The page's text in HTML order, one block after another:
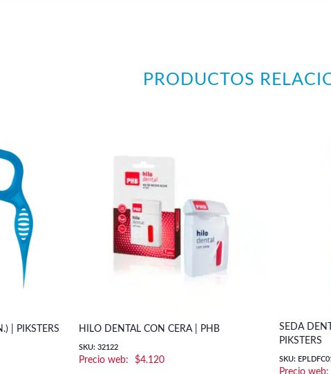
PRODUCTOS
| PIKSTERS HILO DENTAL CON CERA | PHB
SKU: 32122
$4.120
SEDA
PIKSTERS
SKU: